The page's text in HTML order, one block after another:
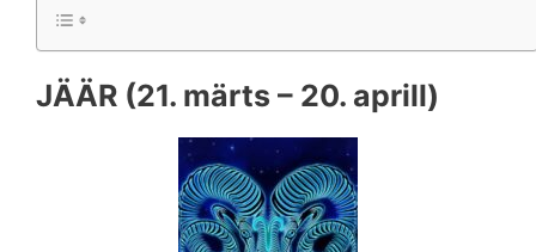
JÄÄR (21. märts – 20. aprill)